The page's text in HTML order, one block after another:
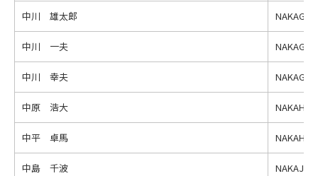
中川 雄太郎
中川 一夫
中川 幸夫
中原 浩大
中平 卓馬
中島 千波